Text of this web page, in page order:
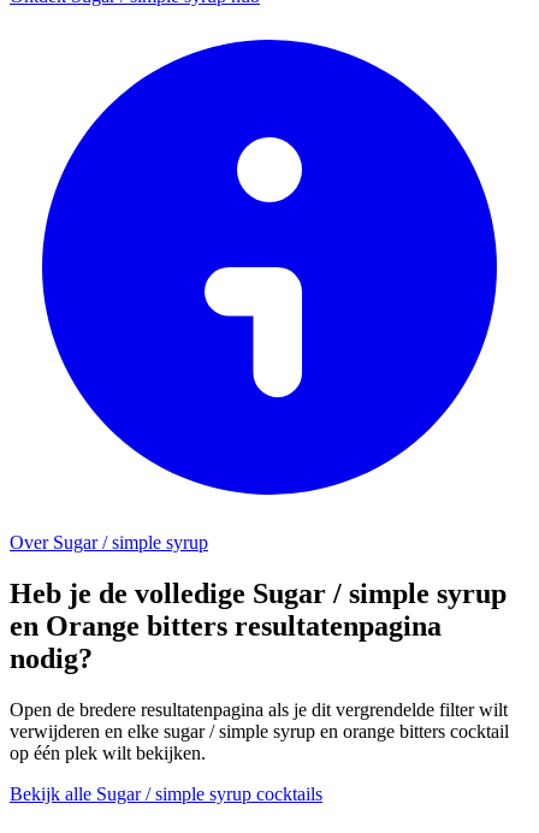
Over Sugar / simple syrup
Heb je de volledige Sugar / simple syrup
en Orange bitters resultatenpagina
nodig?
Open de bredere resultatenpagina als je dit vergrendelde filter wilt
verwijderen en elke sugar / simple syrup en orange bitters cocktail
op één plek wilt bekijken.
Bekijk alle Sugar / simple syrup cocktails